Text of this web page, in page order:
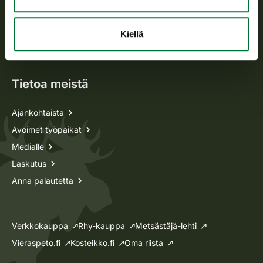
Kiellä
Metsästyskortti-asiat
Lupa-asiat
Tietoa meistä
Ajankohtaista
Avoimet työpaikat
Medialle
Laskutus
Anna palautetta
Verkkokauppa Rhy-kauppa
Metsästäjä-lehti
Vieraspeto.fi
Kosteikko.fi Oma riista